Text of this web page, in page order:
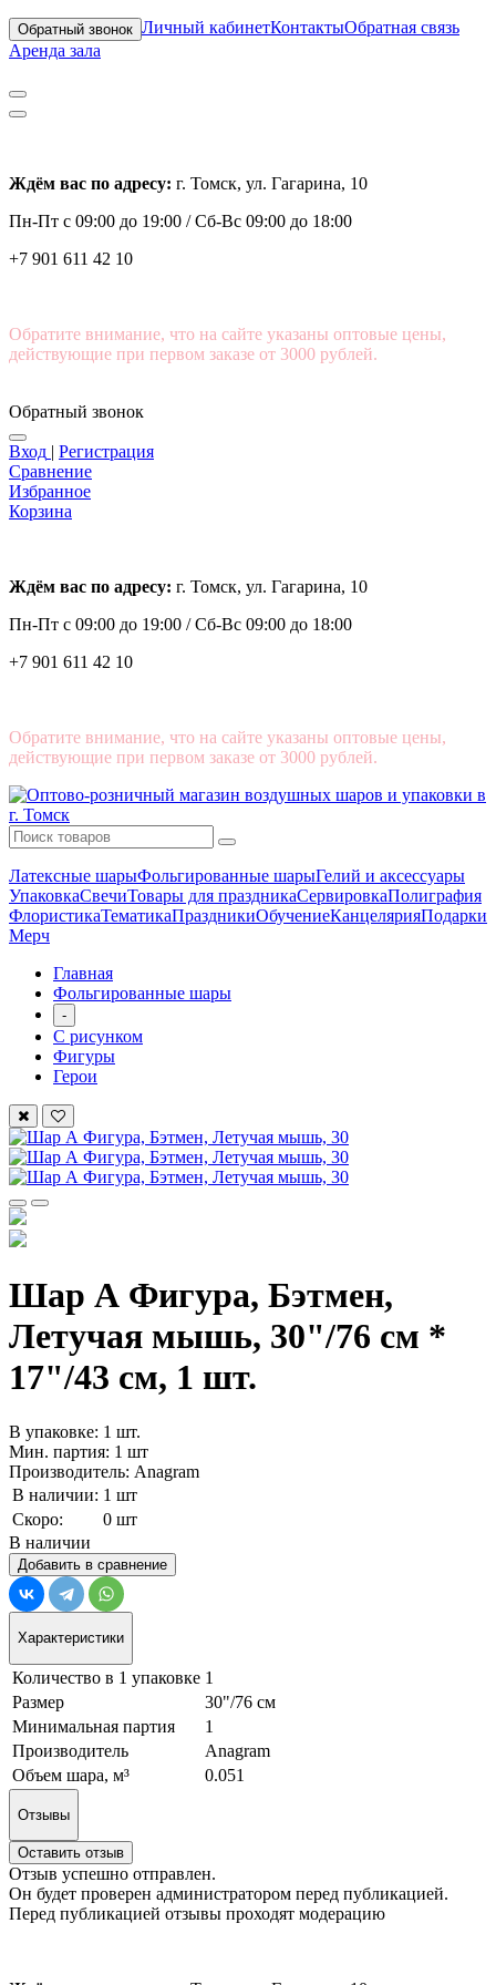
Обратный звонок Личный кабинетКонтактыОбратная связь
Аренда зала
Ждём вас по адресу: г. Томск, ул. Гагарина, 10
Пн-Пт с 09:00 до 19:00 /Сб-Вс 09:00 до 18:00
+7 901 611 42 10
Обратите внимание, что на сайте указаны оптовые цены,
действующие при первом заказе от 3000 рублей.
Обратный звонок
Вход | Регистрация
Сравнение
Избранное
Корзина
Ждём вас по адресу: г. Томск, ул. Гагарина, 10
Пн-Пт с 09:00 до 19:00 /Сб-Вс 09:00 до 18:00
+7 901 611 42 10
Обратите внимание, что на сайте указаны оптовые цены,
действующие при первом заказе от 3000 рублей.
Латексные шарыФольгированные шарыГелий и аксессуары
УпаковкаСвечиТовары для праздникаСервировкаПолиграфия
ФлористикаТематикаПраздникиОбучениеКанцелярияПодарки
Мерч
Главная
Фольгированные шары
-
С рисунком
Фигуры
Герои
Шар А Фигура, Бэтмен,
Летучая мышь, 30"/76 см *
17"/43 см, 1 шт.
В упаковке: 1 шт.
Мин. партия: 1 шт
Производитель: Anagram
В наличии: 1 шт
Скоро:
0 шт
В наличии
Добавить в сравнение
Характеристики
Количество в 1 упаковке 1
Размер
30"/76 см
Минимальная партия
1
Производитель
Anagram
Объем шара, м³
0.051
Отзывы
Оставить отзыв
Отзыв успешно отправлен.
Он будет проверен администратором перед публикацией.
Перед публикацией отзывы проходят модерацию